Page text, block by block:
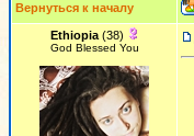
Вернуться к началу
Ethiopia(38)
God Blessed You